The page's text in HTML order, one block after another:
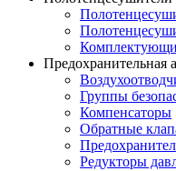
Предохранительная
Группы
Компенсаторы
Обратные
Редукторы